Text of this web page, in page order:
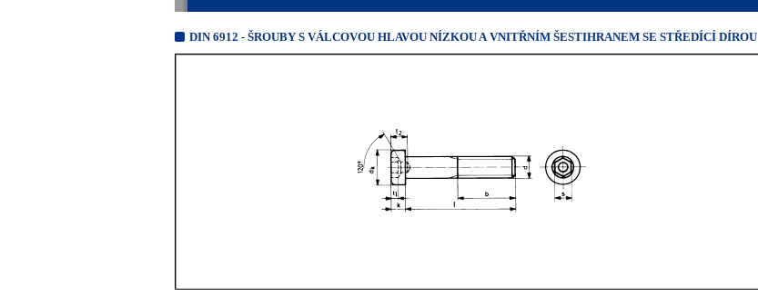
DIN 6912 - ŠROUBY S VÁLCOVOU HLAVOU NÍZKOU A VNITŘNÍM ŠESTIHRANEM SE STŘEDÍCÍ DÍROU